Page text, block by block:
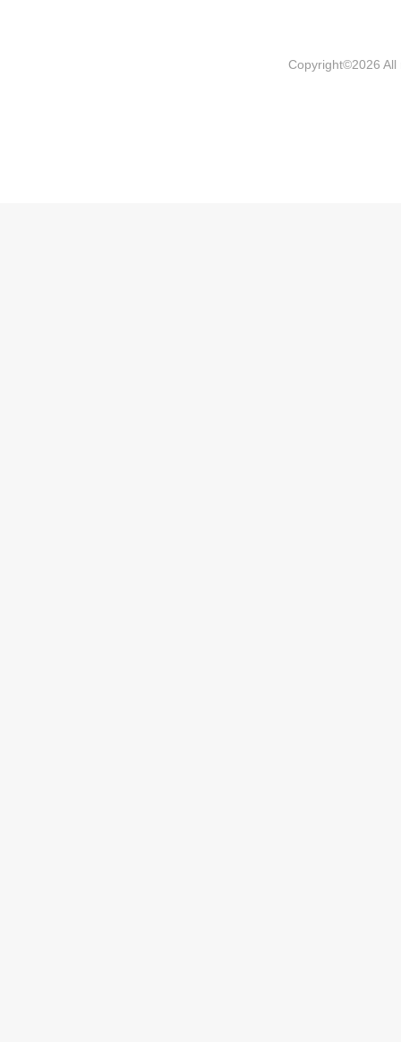
Copyright©2026